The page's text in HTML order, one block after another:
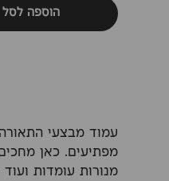
הוספה לסל
עמוד מבצעי
מפתיעים. כאן
מנורות עומדות